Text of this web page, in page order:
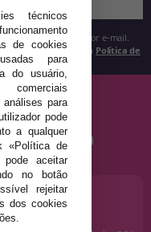
e tendências por e-mail.
estipulado na Política de
técnicos
de cookies
para
do usuário,
análises para
pode
a qualquer
«Política de
pode aceitar
no botão
rejeitar
dos cookies